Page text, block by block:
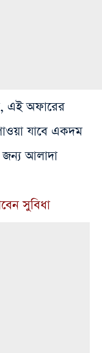
এই অফারের
যাবে একদম
জন্য আলাদা
সুবিধা